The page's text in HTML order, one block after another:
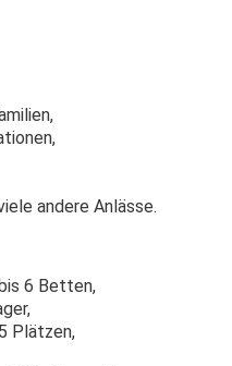
andere Anlässe.
6 Betten,
Plätzen,